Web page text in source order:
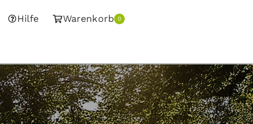
Hilfe Warenkorb 0